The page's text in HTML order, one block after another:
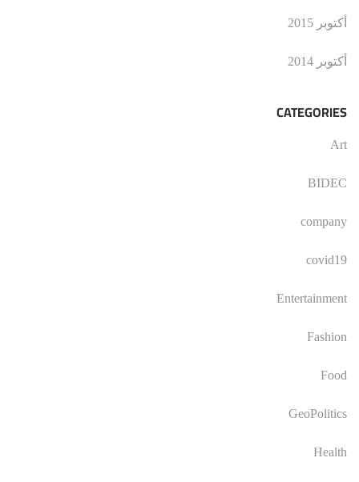
أكتوبر 2015
أكتوبر 2014
CATEGORIES
Art
BIDEC
company
covid19
Entertainment
Fashion
Food
GeoPolitics
Health